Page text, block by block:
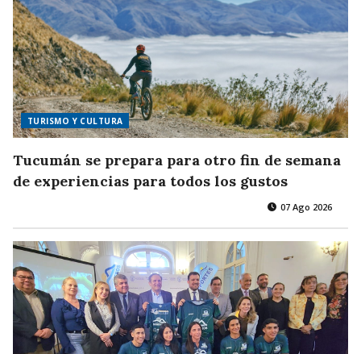
TURISMO Y CULTURA
Tucumán se prepara para otro fin de semana
de experiencias para todos los gustos
07 Ago 2026